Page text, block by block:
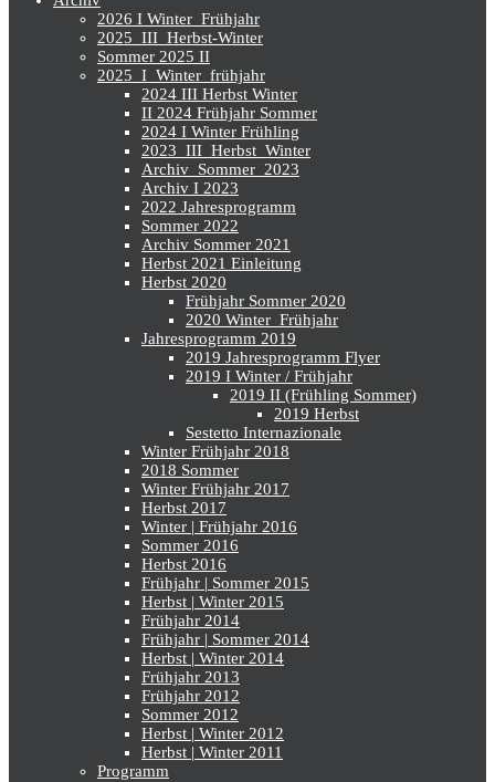
2026 I Winter_Frühjahr
2025_III_Herbst-Winter
Sommer 2025 II
2025_I_Winter_frühjahr
2024 III Herbst Winter
II 2024 Frühjahr Sommer
2024 I Winter Frühling
2023_III_Herbst_Winter
Archiv_Sommer_2023
Archiv I 2023
2022 Jahresprogramm
Sommer 2022
Archiv Sommer 2021
Herbst 2021 Einleitung
Herbst 2020
Frühjahr Sommer 2020
2020 Winter_Frühjahr
Jahresprogramm 2019
2019 Jahresprogramm Flyer
2019 I Winter / Frühjahr
2019 II (Frühling Sommer)
2019 Herbst
Sestetto Internazionale
Winter Frühjahr 2018
2018 Sommer
Winter Frühjahr 2017
Herbst 2017
Winter | Frühjahr 2016
Sommer 2016
Herbst 2016
Frühjahr | Sommer 2015
Herbst | Winter 2015
Frühjahr 2014
Frühjahr | Sommer 2014
Herbst | Winter 2014
Frühjahr 2013
Frühjahr 2012
Sommer 2012
Herbst | Winter 2012
Herbst | Winter 2011
Programm